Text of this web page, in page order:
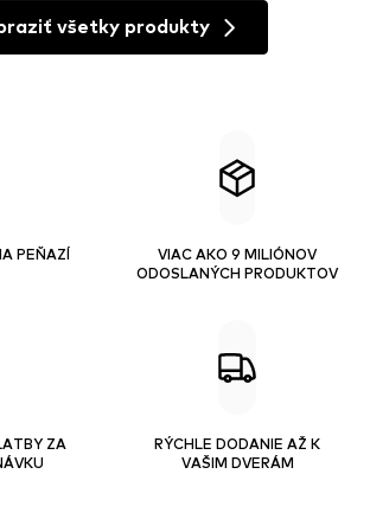
všetky produkty
PEŇAZÍ
VIAC AKO 9 MILIÓNOV
ODOSLANÝCH PRODUKTOV
ZA
RÝCHLE DODANIE AŽ K
VAŠIM DVERÁM